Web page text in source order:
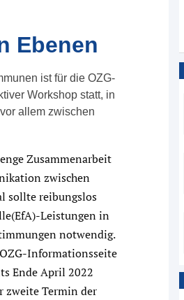
Ebenen
ist für die OZG-
Workshop statt, in
allem zwischen
Zusammenarbeit
zwischen
sollte reibungslos
Leistungen in
notwendig.
Informationsseite
Ende April 2022
zweite Termin der